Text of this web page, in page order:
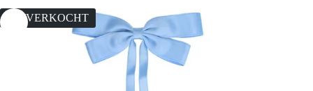
UITVERKOCHT